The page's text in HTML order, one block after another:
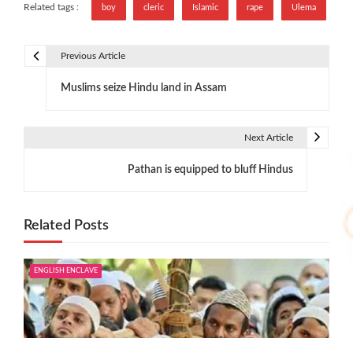
Related tags : boy cleric Islamic rape Ulema
v
i
g
a
Previous Article
Muslims seize Hindu land in Assam
Next Article
Pathan is equipped to bluff Hindus
Related Posts
ENGLISH ENCLAVE